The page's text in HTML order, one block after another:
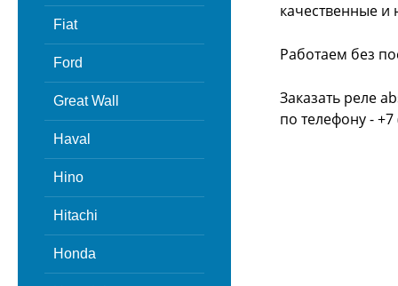
Fiat
Ford
Great Wall
Haval
Hino
Hitachi
Honda
качественные и
Работаем без
Заказать реле
по телефону -